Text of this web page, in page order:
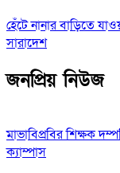
হেঁটে নানার বাড়িতে
সারাদেশ
জনপ্রিয় নিউজ
মাভাবিপ্রবির শিক্ষক
ক্যাম্পাস